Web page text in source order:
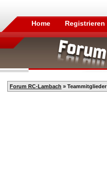
Home Registrieren
Forum RC-Lambach » Teammitglieder